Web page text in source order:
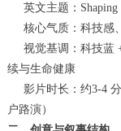
英文主题：Shaping
核心气质：科技感
视觉基调：科技蓝
续与生命健康
影片时长：约3-4 分
户路演）